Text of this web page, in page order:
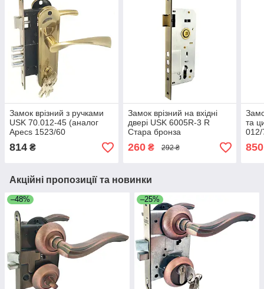
Замок врізний з ручками
USK 70.012-45 (аналог
Apecs 1523/60
BS45*70мм) Стара бронза
814 ₴
Замок врізний на вхідні
двері USK 6005R-3 R
Стара бронза
260₴ 292 ₴
та
012/
850
Акційні пропозиції та новинки
–48% –25%